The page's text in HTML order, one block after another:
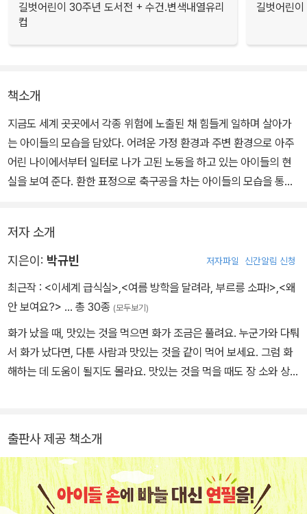
길벗어린이 30주년 도서전 + 수건.변색내열유리
컵
길벗어린
책소개
지금도 세계 곳곳에서 각종 위험에 노출된 채 힘들게 일하며 살아가
는 아이들의 모습을 담았다. 어려운 가정 환경과 주변 환경으로 아주
어린 나이에서부터 일터로 나가 고된 노동을 하고 있는 아이들의 현
실을 보여 준다. 환한 표정으로 축구공을 차는 아이들의 모습을 통해
그림책 초반부의 실제 배경이 되는 파키스탄의 도시 시알코트에서 축
에 갈 수 있었지만, 아직도 우리의 눈이 닿지 않는 곳에는 위험한 환경
속에서 일을 하는 아이들이 너무나도 많다. 그림책 <그 공 차요!>가
우리가 그동안 잘 알지 못했던 ‘아동 노동’ 문제에 더 관심 갖는 계기
가 될 것이다.
저자 소개
지은이: 박규빈 저자파일 신간알림 신청
최근작 : <이세계 급식실>,<여름 방학을 달려라, 부르릉 소파!>,<왜
안 보여요?> … 총 30종 (모두보기)
화가 났을 때, 맛있는 것을 먹으면 화가 조금은 풀려요. 누군가와 다퉈
서 화가 났다면, 다툰 사람과 맛있는 것을 같이 먹어 보세요. 그럼 화
해하는 데 도움이 될지도 몰라요. 맛있는 것을 먹을 때도 장 소와 상황
림책으로 《여름 방학을 달려라, 부르릉 소파!》, 《왜 띄어 써야 돼?》,
《왜 맞춤법에 맞게 써야 돼?》, 《다름》, 《청소의 발견》, 《형이 태어날
거야》, 《까마귀가 친구 하자 한다고?》, 《그 공 차요!》, 《왜 안 보여
요?》가 있습니다.
출판사 제공 책소개